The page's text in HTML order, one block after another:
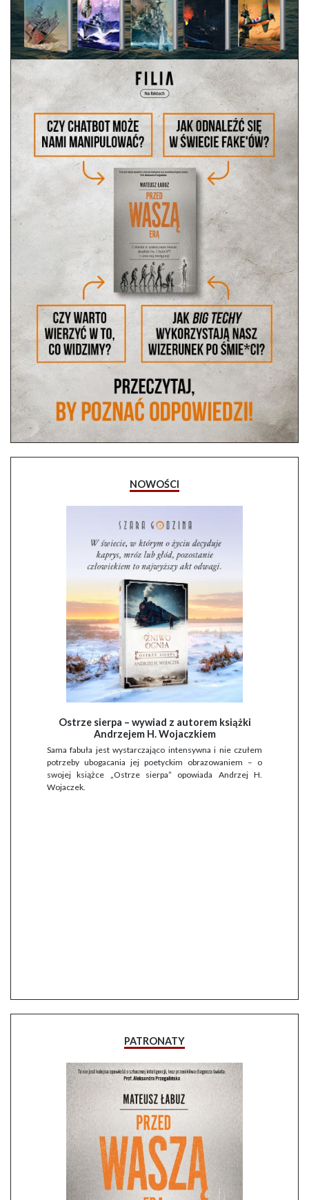
NOWOŚCI
Ostrze sierpa – wywiad z autorem książki
Andrzejem H. Wojaczkiem
Sama fabuła jest wystarczająco intensywna i nie czułem
potrzeby ubogacania jej poetyckim obrazowaniem – o
swojej książce „Ostrze sierpa” opowiada Andrzej H.
Wojaczek.
PATRONATY